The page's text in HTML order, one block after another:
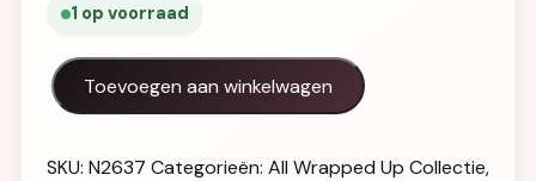
1 op voorraad
Halo Gel Polish 8ml Frosty Hema-Vrij aantal
Toevoegen aan winkelwagen
SKU: N2637 Categorieën: All Wrapped Up Collectie,